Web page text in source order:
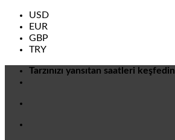
USD
EUR
GBP
TRY
İçeriğeTarzınızı yansıtan saatleri keşfedin